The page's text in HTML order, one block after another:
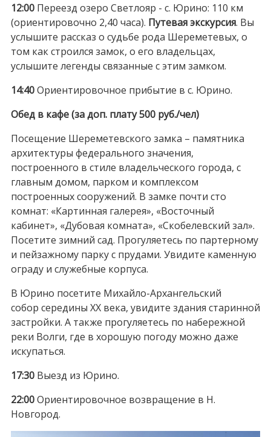
12:00Переезд озеро Светлояр - с. Юрино: 110 км
(ориентировочно 2,40 часа). Путевая экскурсия. Вы
услышите рассказ о судьбе рода Шереметевых, о
том как строился замок, о его владельцах,
услышите легенды связанные с этим замком.
14:40Ориентировочное прибытие в с. Юрино.
Обед в кафе (за доп. плату 500 руб./чел)
Посещение Шереметевского замка – памятника
архитектуры федерального значения,
построенного в стиле владельческого города, с
главным домом, парком и комплексом
построенных сооружений. В замке почти сто
комнат: «Картинная галерея», «Восточный
кабинет», «Дубовая комната», «Скобелевский зал».
Посетите зимний сад. Прогуляетесь по партерному
и пейзажному парку с прудами. Увидите каменную
ограду и служебные корпуса.
В Юрино посетите Михайло-Архангельский
собор середины XX века, увидите здания старинной
застройки. А также прогуляетесь по набережной
реки Волги, где в хорошую погоду можно даже
искупаться.
17:30Выезд из Юрино.
22:00Ориентировочное возвращение в Н.
Новгород.